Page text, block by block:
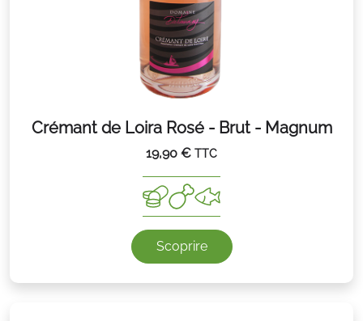
Crémant de Loira Rosé - Brut - Magnum
19,90 € TTC
Scoprire